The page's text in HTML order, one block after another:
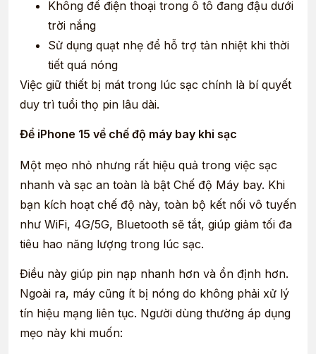
Không để điện thoại trong ô tô đang đậu dưới
trời nắng
Sử dụng quạt nhẹ để hỗ trợ tản nhiệt khi thời
tiết quá nóng
Việc giữ thiết bị mát trong lúc sạc chính là bí quyết
duy trì tuổi thọ pin lâu dài.
Để iPhone 15 về chế độ máy bay khi sạc
Một mẹo nhỏ nhưng rất hiệu quả trong việc sạc
nhanh và sạc an toàn là bật Chế độ Máy bay. Khi
bạn kích hoạt chế độ này, toàn bộ kết nối vô tuyến
như WiFi, 4G/5G, Bluetooth sẽ tắt, giúp giảm tối đa
tiêu hao năng lượng trong lúc sạc.
Điều này giúp pin nạp nhanh hơn và ổn định hơn.
Ngoài ra, máy cũng ít bị nóng do không phải xử lý
tín hiệu mạng liên tục. Người dùng thường áp dụng
mẹo này khi muốn: